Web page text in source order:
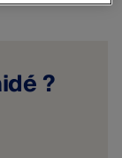
?